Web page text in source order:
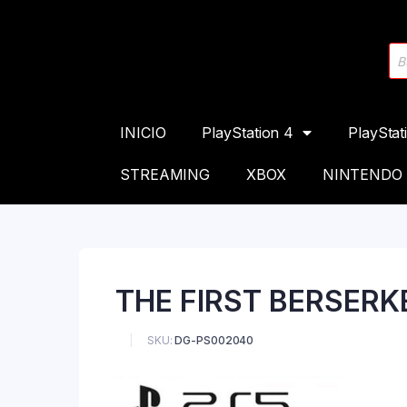
INICIO PlayStation 4
STREAMING XBOX NINTENDO
THE FIRST
SKU: DG-PS002040